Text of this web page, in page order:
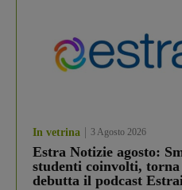
In vetrina 3 Agosto 2026
Estra Notizie agosto:
studenti coinvolti,
debutta il podcast